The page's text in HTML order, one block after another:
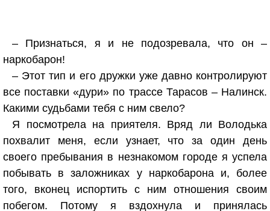
– Признаться, я и не подозревала, что он –
наркобарон!
– Этот тип и его дружки уже давно контролируют
все поставки «дури» по трассе Тарасов – Налинск.
Какими судьбами тебя с ним свело?
Я посмотрела на приятеля. Вряд ли Володька
похвалит меня, если узнает, что за один день
своего пребывания в незнакомом городе я успела
побывать в заложниках у наркобарона и, более
того, вконец испортить с ним отношения своим
побегом. Потому я вздохнула и принялась